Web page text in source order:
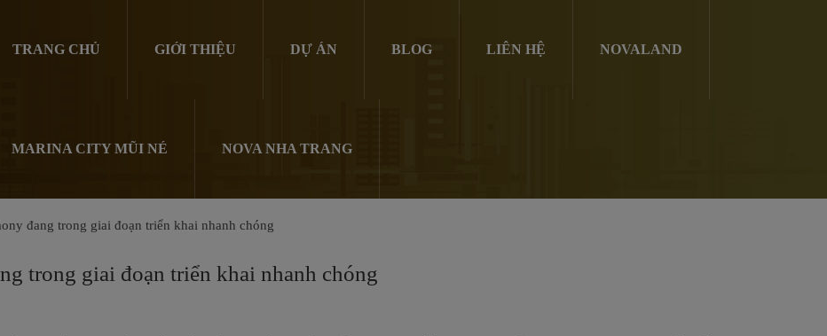
TRANG CHỦ GIỚI THIỆU DỰ ÁN BLOG LIÊN HỆ NOVALAND
MARINA CITY MŨI NÉ NOVA NHA TRANG
đang trong giai đoạn triển khai nhanh chóng
trong giai đoạn triển khai nhanh chóng